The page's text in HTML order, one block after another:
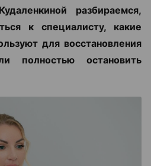
разбираемся,
к специалисту, какие
для восстановления
остановить